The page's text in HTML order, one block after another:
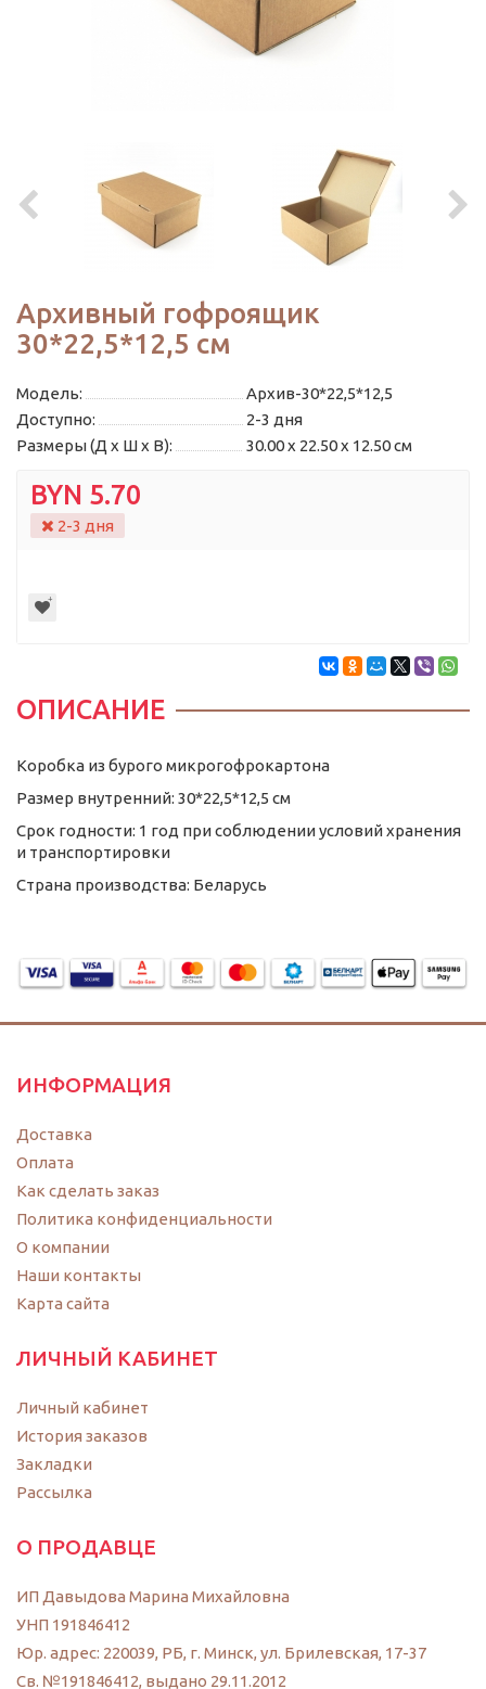
Архивный гофроящик
30*22,5*12,5 см
Модель:
Архив-30*22,5*12,5
Доступно:
2-3 дня
Размеры (Д x Ш x В):
30.00 x 22.50 x 12.50 см
BYN 5.70
2-3 дня
ОПИСАНИЕ
Коробка из бурого микрогофрокартона
Размер внутренний: 30*22,5*12,5 см
Срок годности: 1 год при соблюдении условий хранения
и транспортировки
Страна производства: Беларусь
ИНФОРМАЦИЯ
Доставка
Оплата
Как сделать заказ
Политика конфиденциальности
O компании
Наши контакты
Карта сайта
ЛИЧНЫЙ КАБИНЕТ
Личный кабинет
История заказов
Закладки
Рассылка
О ПРОДАВЦЕ
ИП Давыдова Марина Михайловна
УНП 191846412
Юр. адрес: 220039, РБ, г. Минск, ул. Брилевская, 17-37
Св. №191846412, выдано 29.11.2012